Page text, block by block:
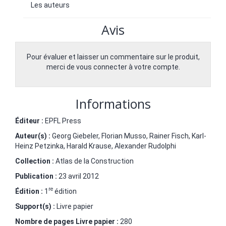
Les auteurs
Avis
Pour évaluer et laisser un commentaire sur le produit,
merci de vous connecter à votre compte.
Informations
Éditeur : EPFL Press
Auteur(s) : Georg Giebeler, Florian Musso, Rainer Fisch, Karl-
Heinz Petzinka, Harald Krause, Alexander Rudolphi
Collection : Atlas de la Construction
Publication : 23 avril 2012
Édition : 1 re édition
Support(s) : Livre papier
Nombre de pages Livre papier : 280